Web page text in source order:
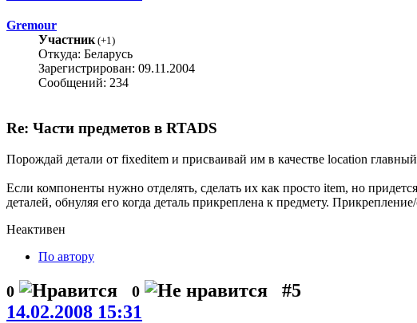
Gremour
Участник(+1)
Откуда: Беларусь
Зарегистрирован: 09.11.2004
Сообщений: 234
Re: Части предметов в RTADS
Порождай детали от fixeditem и присваивай им в качестве location
Если компоненты нужно отделять, сделать их как просто item, но
деталей, обнуляя его когда деталь прикреплена к предмету.
Неактивен
По автору
0 0
#5
14.02.2008 15:31